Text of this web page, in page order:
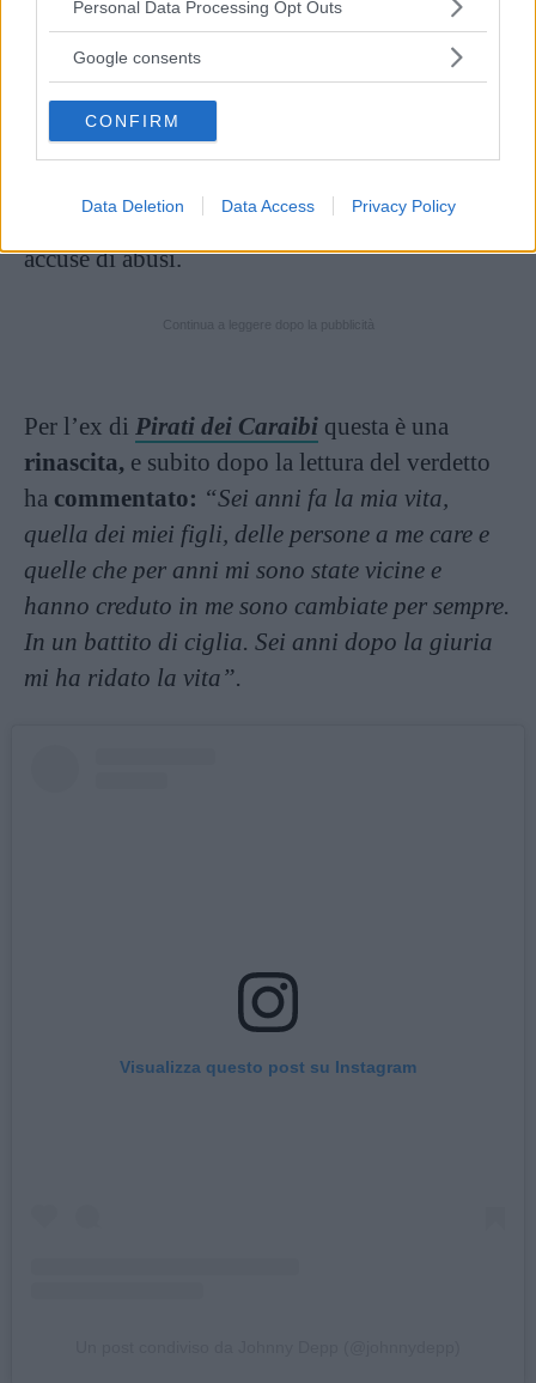
not limited to your visit or usage behaviour. You may click to
use your data for below specified purposes in below Google
consent section.
Personal Data Processing Opt Outs
Google consents
CONFIRM
Data Deletion Data Access Privacy Policy
domestica” . L’attore non era citato
esplicitamente nell’articolo, ma sostenne di
averesubito,in seguito a quella pubblicazione,
arrestodella sua
ha fatto unarichiesta
dopo una dichiarazione del legale di Depp sulle
accuse di abusi.
Per l’ex di Pirati dei Caraibi questa è una
rinascita, e subito dopo la lettura del verdetto
ha commentato: “Sei anni fa la mia vita,
quella dei miei figli, delle persone a me care e
quelle che per anni mi sono state vicine e
hanno creduto in me sono cambiate per sempre.
In un battito di ciglia. Sei anni dopo la giuria
mi ha ridato la vita”.
Visualizza questo post su Instagram